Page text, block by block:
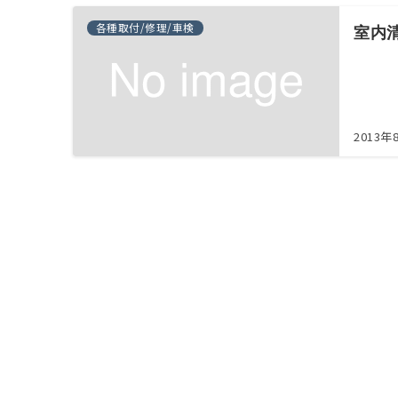
各種取付/修理/車検 室内
2013年